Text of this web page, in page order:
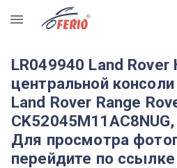
R
LR049940 Land Rover
центральной
Land Rover Range
Для просмотра
перейдите по ссылке